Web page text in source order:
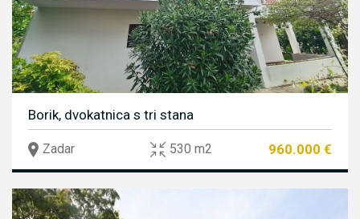
Borik, dvokatnica s tri stana
Zadar 530 m2 960.000 €